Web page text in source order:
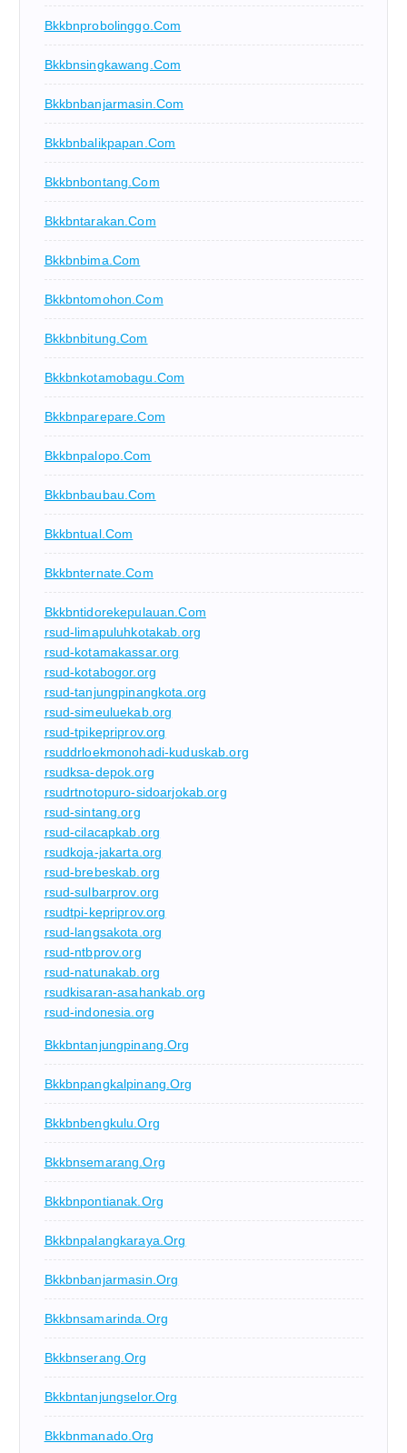
Bkkbnprobolinggo.com
Bkkbnsingkawang.com
Bkkbnbanjarmasin.com
Bkkbnbalikpapan.com
Bkkbnbontang.com
Bkkbntarakan.com
Bkkbnbima.com
Bkkbntomohon.com
Bkkbnbitung.com
Bkkbnkotamobagu.com
Bkkbnparepare.com
Bkkbnpalopo.com
Bkkbnbaubau.com
Bkkbntual.com
Bkkbnternate.com
Bkkbntidorekepulauan.com
rsud-limapuluhkotakab.org
rsud-kotamakassar.org
rsud-kotabogor.org
rsud-tanjungpinangkota.org
rsud-simeuluekab.org
rsud-tpikepriprov.org
rsuddrloekmonohadi-kuduskab.org
rsudksa-depok.org
rsudrtnotopuro-sidoarjokab.org
rsud-sintang.org
rsud-cilacapkab.org
rsudkoja-jakarta.org
rsud-brebeskab.org
rsud-sulbarprov.org
rsudtpi-kepriprov.org
rsud-langsakota.org
rsud-ntbprov.org
rsud-natunakab.org
rsudkisaran-asahankab.org
rsud-indonesia.org
Bkkbntanjungpinang.org
Bkkbnpangkalpinang.org
Bkkbnbengkulu.org
Bkkbnsemarang.org
Bkkbnpontianak.org
Bkkbnpalangkaraya.org
Bkkbnbanjarmasin.org
Bkkbnsamarinda.org
Bkkbnserang.org
Bkkbntanjungselor.org
Bkkbnmanado.org